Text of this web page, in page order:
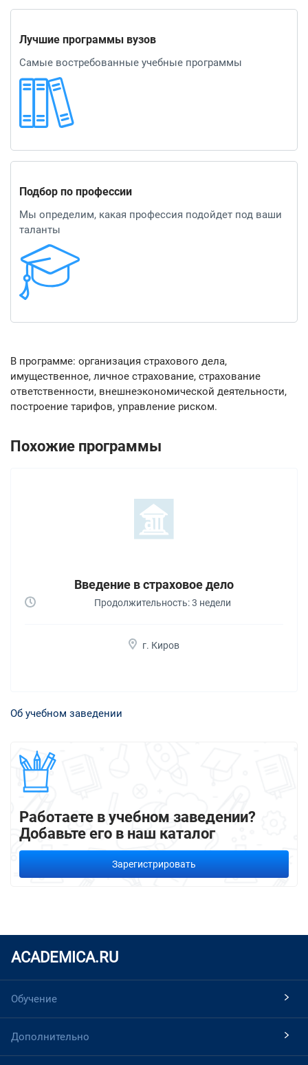
Лучшие программы вузов
Самые востребованные учебные программы
Подбор по профессии
Мы определим, какая профессия подойдет под ваши
таланты
В программе: организация страхового дела,
имущественное, личное страхование, страхование
ответственности, внешнеэкономической деятельности,
построение тарифов, управление риском.
Похожие программы
Введение в страховое дело
Продолжительность: 3 недели
г. Киров
Об учебном заведении
Работаете в учебном заведении?
Добавьте его в наш каталог
Зарегистрировать
ACADEMICA.RU
Обучение
Дополнительно